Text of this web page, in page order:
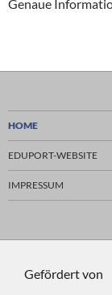
Genaue
HOME
EDUPORT-WEBSITE
IMPRESSUM
Gefördert von